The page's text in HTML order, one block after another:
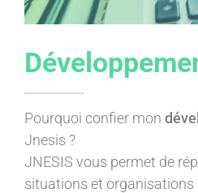
Pourquoi confier mon
Jnesis ?
JNESIS vous permet de
situations et organisations